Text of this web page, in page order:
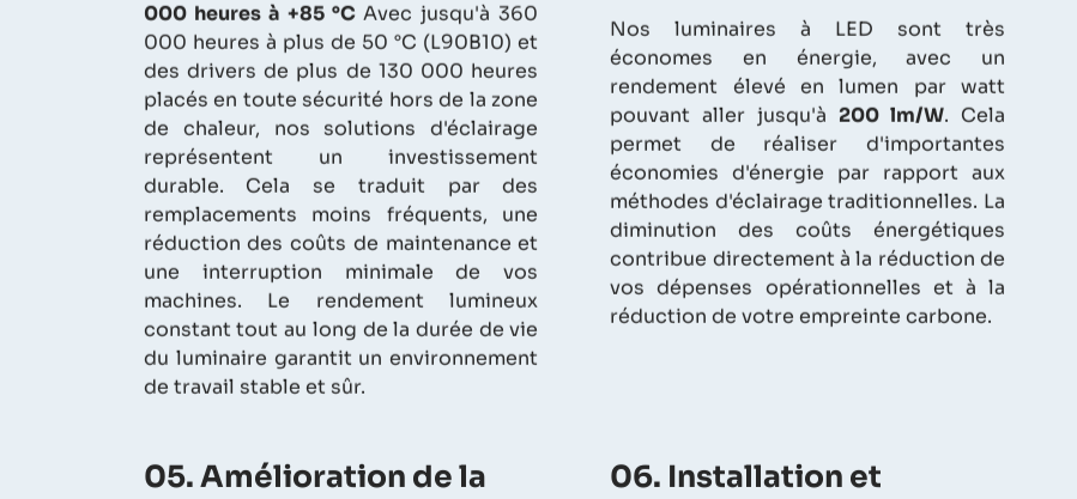
000 heures à +85 °CAvec jusqu'à 360
000 heures à plus de 50 °C (L90B10) et
des drivers de plus de 130 000 heures
placés en toute sécurité hors de la zone
de chaleur, nos solutions d'éclairage
représentent un investissement
durable. Cela se traduit par des
remplacements moins fréquents, une
réduction des coûts de maintenance et
une interruption minimale de vos
machines. Le rendement lumineux
constant tout au long de la durée de vie
du luminaire garantit un environnement
de travail stable et sûr.
Nos luminaires à LED sont très
économes en énergie, avec un
rendement élevé en lumen par watt
pouvant aller jusqu'à 200 lm/W. Cela
permet de réaliser d'importantes
économies d'énergie par rapport aux
méthodes d'éclairage traditionnelles. La
diminution des coûts énergétiques
contribue directement à la réduction de
vos dépenses opérationnelles et à la
réduction de votre empreinte carbone.
05. Amélioration de la
06. Installation et